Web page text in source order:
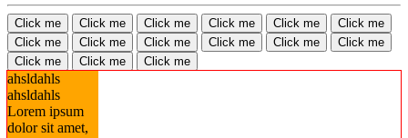
Click me Click me Click me Click me Click me
Click me
Click me
Click me Click me Click me Click me
Click me
Click me
Click me Click me
ahsldahls
ahsldahls
Lorem ipsum
dolor sit amet,